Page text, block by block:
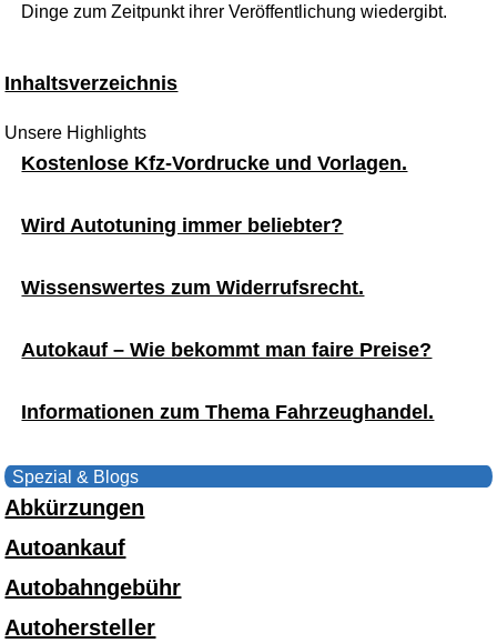
Dinge zum Zeitpunkt ihrer Veröffentlichung wiedergibt.
Inhaltsverzeichnis
Unsere Highlights
Kostenlose Kfz-Vordrucke und Vorlagen.
Wird Autotuning immer beliebter?
Wissenswertes zum Widerrufsrecht.
Autokauf – Wie bekommt man faire Preise?
Informationen zum Thema Fahrzeughandel.
Spezial & Blogs
Abkürzungen
Autoankauf
Autobahngebühr
Autohersteller